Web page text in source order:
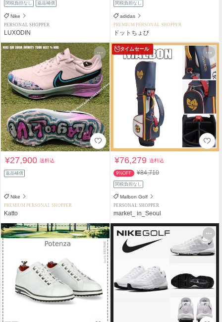
関税負担なし 返品補償
Nike
PERSONAL SHOPPER
LUXODIN
関税負担なし
adidas
PREMIUM PERSONAL SHOPPER
ドットちょび
¥27,900送料込
返品補償
Nike
PREMIUM PERSONAL SHOPPER
Katto
タイムセール
¥76,279送料込
9%OFF ¥84,710
関税負担なし
Malbon Golf
PERSONAL SHOPPER
market_ in_Seoul